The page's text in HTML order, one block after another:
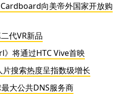
向美帝外国家开放购
代VR新品
将通过HTC Vive首映
搜索热度呈指数级增长
大公共DNS服务商